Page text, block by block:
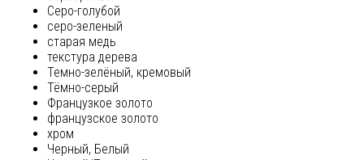
Серо-голубой
серо-зеленый
старая медь
текстура дерева
Темно-зелёный, кремовый
Тёмно-серый
Французкое золото
французское золото
хром
Черный, Белый